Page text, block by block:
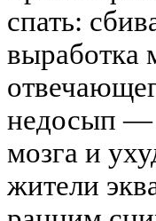
спать:
выработка
недосып —
мозга и
жители